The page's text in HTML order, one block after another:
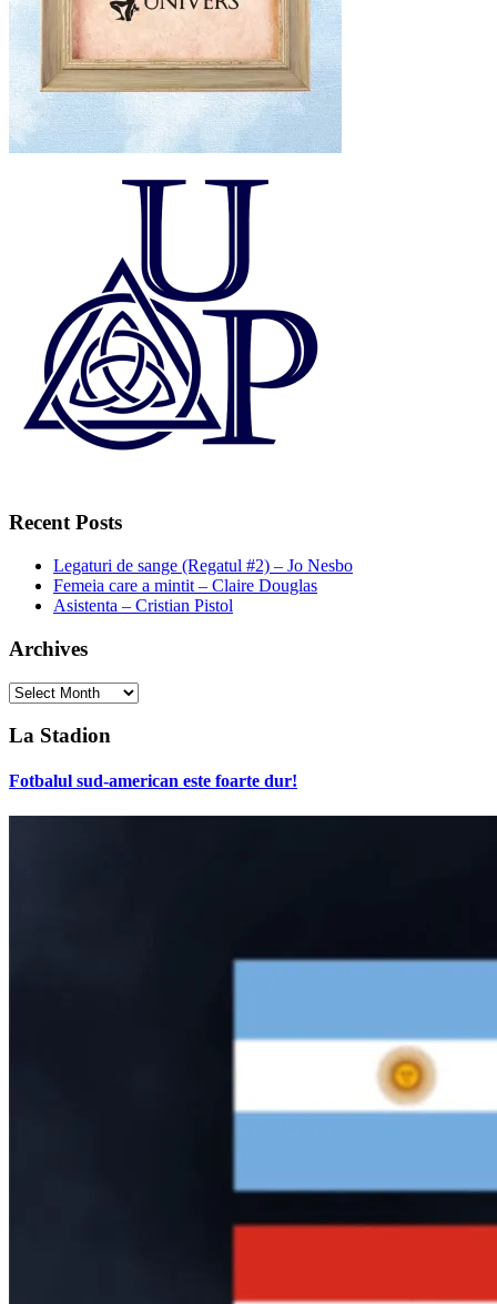
Recent Posts
Legaturi de sange (Regatul #2) – Jo Nesbo
Femeia care a mintit – Claire Douglas
Asistenta – Cristian Pistol
Archives
Archives
La Stadion
Fotbalul sud-american este foarte dur!